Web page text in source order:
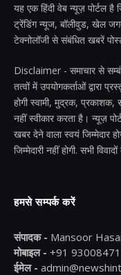
यह एक हिंदी वेब न्यूज़ पोर्टल
ट्रेंडिंग न्यूज, बॉलीवुड, खेल
टेक्नोलॉजी से संबंधित खबरें
Disclaimer - समाचार से
तत्वों में उपयोगकर्ताओं द्वारा
होगी स्वामी, मुद्रक, प्रकाशक,
नहीं स्वीकार करता है। न्यूज़
खबर देने वाला स्वयं जिम्मेदार
जिम्मेदारी नहीं होगी. सभी
हमसे सम्पर्क करें
संपादक - Mansoor
मोबाइल - +91
ईमेल -